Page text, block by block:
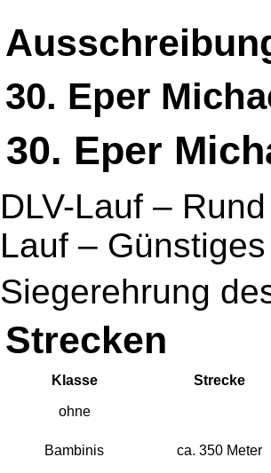
30. Eper
30. Eper
DLV-Lauf –
Lauf –
Siegerehrung
Strecken
Klasse Strecke
ohne
Bambinis ca. 350 Meter